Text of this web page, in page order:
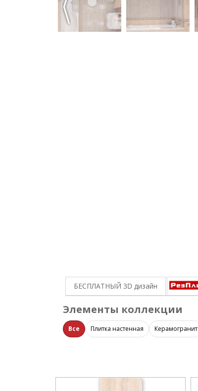
БЕСПЛАТНЫЙ 3D дизайн
Элементы коллекции
Все Плитка настенная Керамогранит